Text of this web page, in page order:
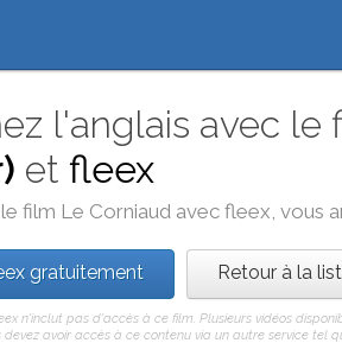
l'anglais avec le
etfleex
film Le Corniaud avecfleex, vous
gratuitement Retour à la
n'inclut pas d'accès à ce film. Plusieurs vidéos
devez avoir accès à ce contenu via un autre service